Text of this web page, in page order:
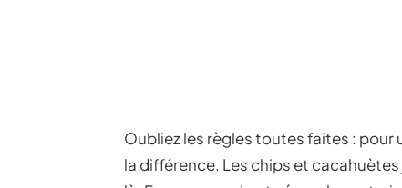
Oubliez les règles toutes faites :
la différence. Les chips et